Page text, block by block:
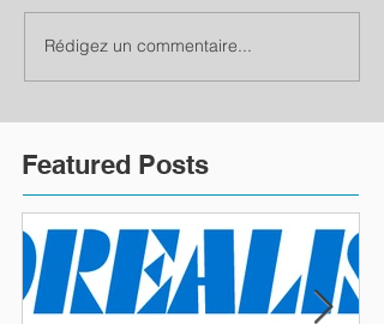
Rédigez un commentaire...
Featured Posts